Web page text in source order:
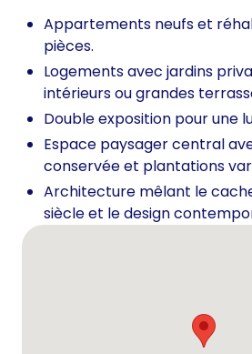
Appartements neufs et
pièces.
Logements avec jardins
intérieurs ou grandes
Double exposition pour une
Espace paysager central
conservée et plantations
Architecture mêlant le
siècle et le design